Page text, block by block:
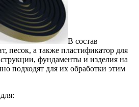
В состав
песок, а также пластификатор для
фундаменты и изделия на
подходят для их обработки этим